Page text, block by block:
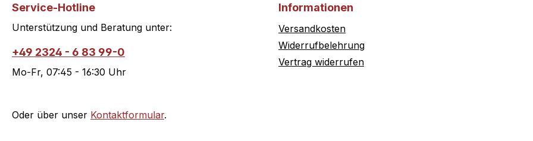
Service-Hotline
Unterstützung und Beratung unter:
+49 2324 - 6 83 99-0
Mo-Fr, 07:45 - 16:30 Uhr
Oder über unser Kontaktformular.
Informationen
Versandkosten
Widerrufbelehrung
Vertrag widerrufen